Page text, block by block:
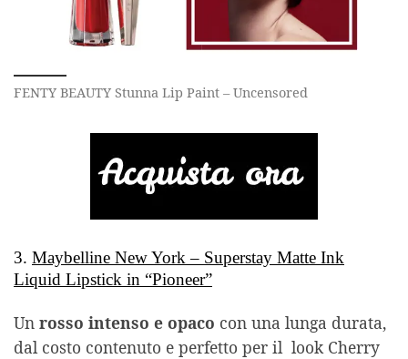
FENTY BEAUTY Stunna Lip Paint – Uncensored
3. Maybelline New York – Superstay Matte Ink
Liquid Lipstick in “Pioneer”
Un rosso intenso e opaco con una lunga durata,
dal costo contenuto e perfetto per il look Cherry